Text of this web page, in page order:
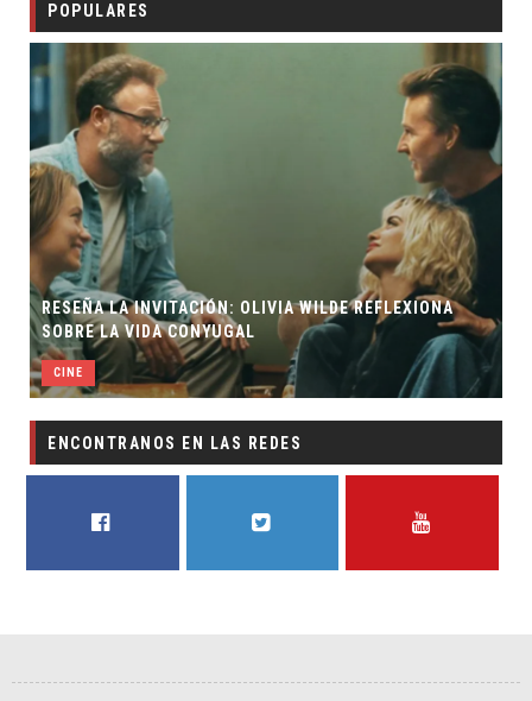
POPULARES
RESEÑA LA INVITACIÓN: OLIVIA WILDE REFLEXIONA
SOBRE LA VIDA CONYUGAL
CINE
ENCONTRANOS EN LAS REDES